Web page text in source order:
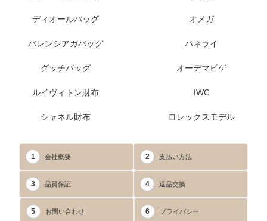
ディオールバッグ
バレンシアガバッグ
グッチバッグ
ルイヴィトン財布
シャネル財布
オメガ
パネライ
オーデマピゲ
IWC
ロレックスモデル
1 会社概要 2 支払い方法
3 品質保証 4 返品交換
5 お問い合わせ 6 プライバシー